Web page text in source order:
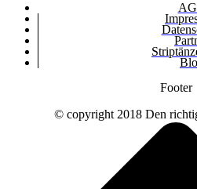
Footer
© copyright 2018 Den